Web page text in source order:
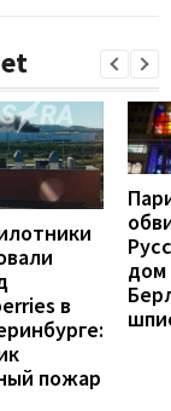
в
пожар
дом